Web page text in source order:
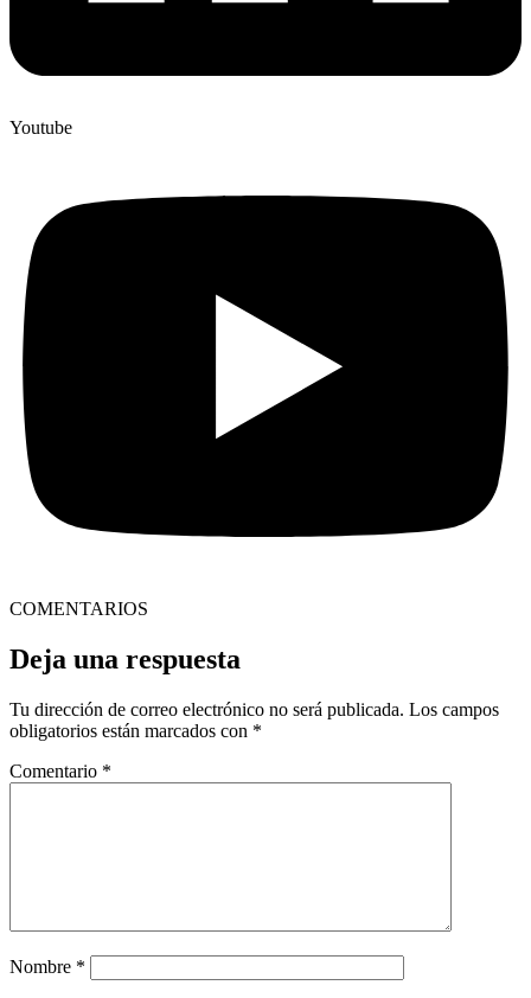
Youtube
COMENTARIOS
Deja una respuesta
Tu dirección de correo electrónico no será publicada. Los campos
obligatorios están marcados con *
Comentario *
Nombre *